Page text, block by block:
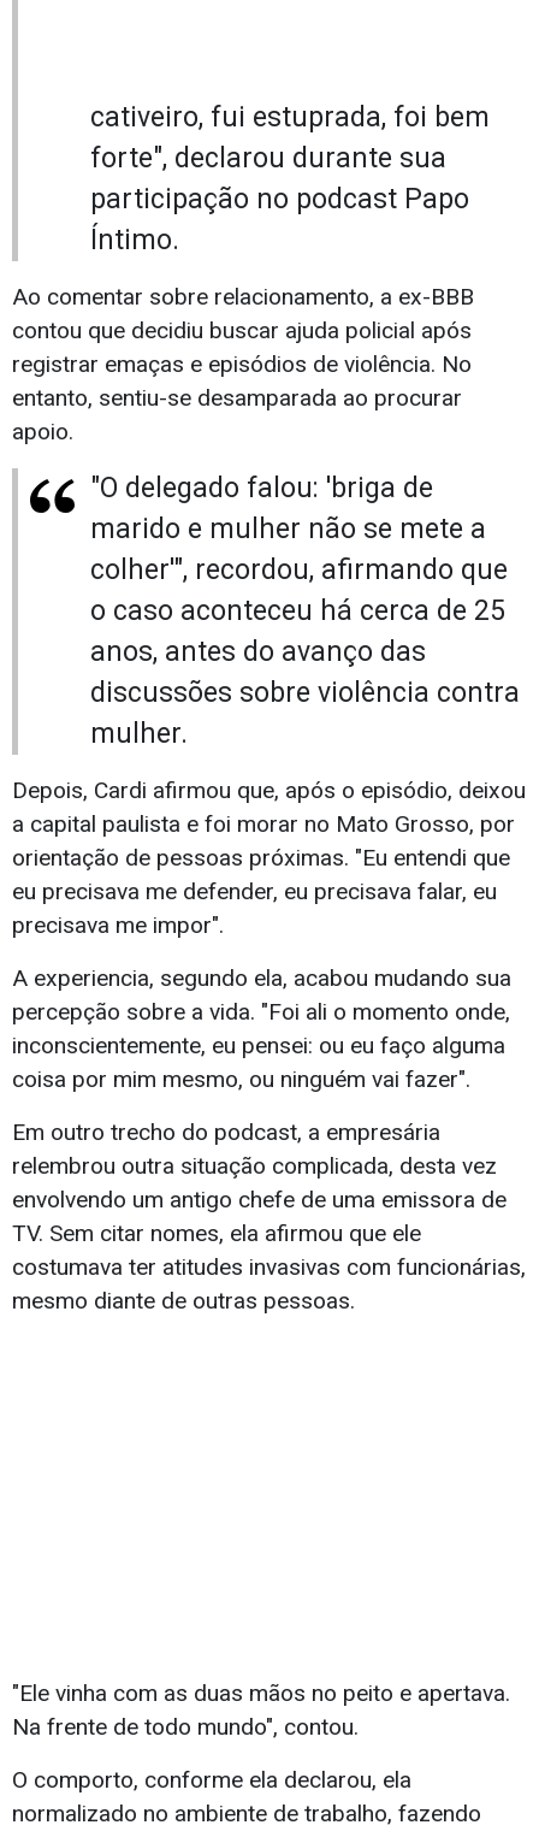
cativeiro, fui estuprada, foi bem
forte", declarou durante sua
participação no podcast Papo
Íntimo.
Ao comentar sobre relacionamento, a ex-BBB
contou que decidiu buscar ajuda policial após
registrar emaças e episódios de violência. No
entanto, sentiu-se desamparada ao procurar
apoio.
"O delegado falou: 'briga de
marido e mulher não se mete a
colher'", recordou, afirmando que
o caso aconteceu há cerca de 25
anos, antes do avanço das
discussões sobre violência contra
mulher.
Depois, Cardi afirmou que, após o episódio, deixou
a capital paulista e foi morar no Mato Grosso, por
orientação de pessoas próximas. "Eu entendi que
eu precisava me defender, eu precisava falar, eu
precisava me impor".
A experiencia, segundo ela, acabou mudando sua
percepção sobre a vida. "Foi ali o momento onde,
inconscientemente, eu pensei: ou eu faço alguma
coisa por mim mesmo, ou ninguém vai fazer".
Em outro trecho do podcast, a empresária
relembrou outra situação complicada, desta vez
envolvendo um antigo chefe de uma emissora de
TV. Sem citar nomes, ela afirmou que ele
costumava ter atitudes invasivas com funcionárias,
mesmo diante de outras pessoas.
"Ele vinha com as duas mãos no peito e apertava.
Na frente de todo mundo", contou.
O comporto, conforme ela declarou, ela
normalizado no ambiente de trabalho, fazendo